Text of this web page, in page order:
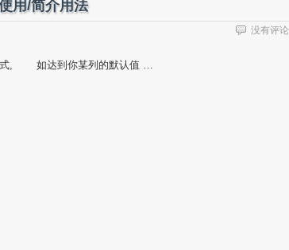
用/简介用法
没有评论
式, 如达到你某列的默认值 …